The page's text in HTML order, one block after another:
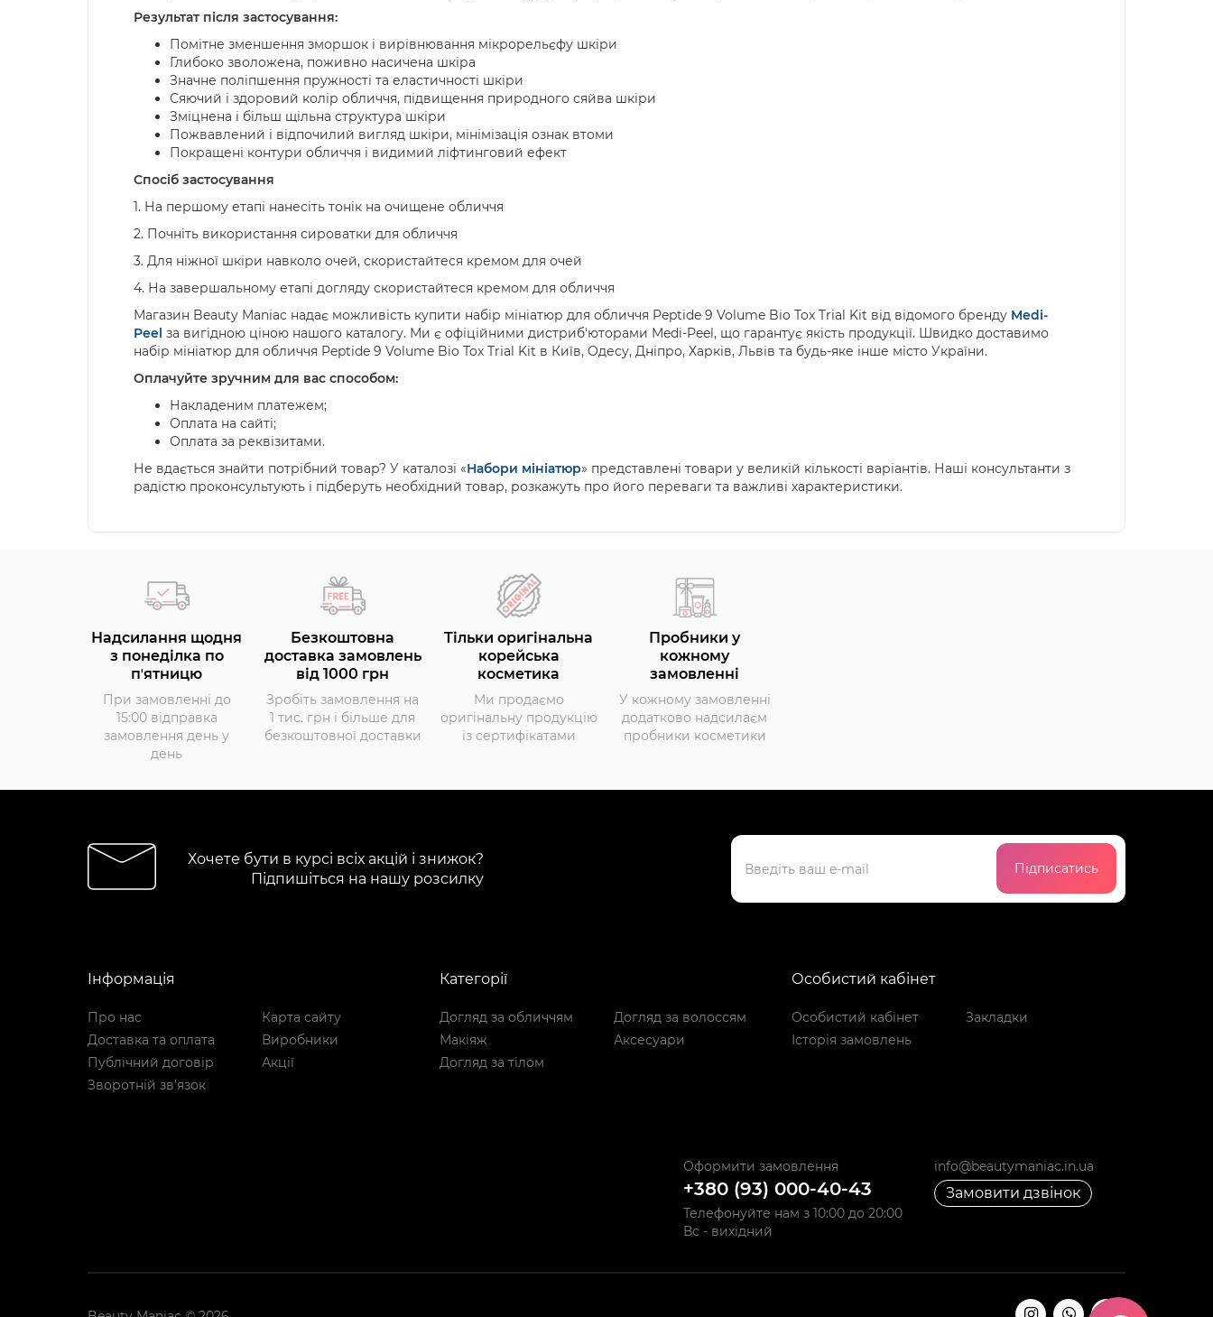
Результат після застосування:
Помітне зменшення зморшок і вирівнювання мікрорельєфу шкіри
Глибоко зволожена, поживно насичена шкіра
Значне поліпшення пружності та еластичності шкіри
Сяючий і здоровий колір обличчя, підвищення природного сяйва шкіри
Зміцнена і більш щільна структура шкіри
Пожвавлений і відпочилий вигляд шкіри, мінімізація ознак втоми
Покращені контури обличчя і видимий ліфтинговий ефект
Спосіб застосування
1. На першому етапі нанесіть тонік на очищене обличчя
2. Почніть використання сироватки для обличчя
3. Для ніжної шкіри навколо очей, скористайтеся кремом для очей
4. На завершальному етапі догляду скористайтеся кремом для обличчя
Магазин Beauty Maniac надає можливість купити набір мініатюр для обличчя Peptide 9 Volume Bio Tox Trial Kit від відомого бренду Medi-
Peel за вигідною ціною нашого каталогу. Ми є офіційними дистриб'юторами Medi-Peel, що гарантує якість продукції. Швидко доставимо
набір мініатюр для обличчя Peptide 9 Volume Bio Tox Trial Kit в Київ, Одесу, Дніпро, Харків, Львів та будь-яке інше місто України.
Оплачуйте зручним для вас способом:
Накладеним платежем;
Оплата на сайті;
Оплата за реквізитами.
Не вдається знайти потрібний товар? У каталозі «Набори мініатюр» представлені товари у великій кількості варіантів. Наші консультанти з
радістю проконсультують і підберуть необхідний товар, розкажуть про його переваги та важливі характеристики.
Надсилання щодня
з понеділка по
пʼятницю
При замовленні до
15:00 відправка
замовлення день у
день
Безкоштовна
доставка замовлень
від 1000 грн
Зробіть замовлення на
1 тис. грн і більше для
безкоштовної доставки
Тільки оригінальна
корейська
косметика
Ми продаємо
оригінальну продукцію
із сертифікатами
Пробники у
кожному
замовленні
У кожному замовленні
додатково надсилаєм
пробники косметики
Хочете бути в курсі всіх акцій і знижок?
Підпишіться на нашу розсилку
Підписатись
Інформація
Про нас
Доставка та оплата
Публічний договір
Зворотній зв’язок
Карта сайту
Виробники
Акції
Категорії
Догляд за обличчям
Макіяж
Догляд за тілом
Догляд за волоссям
Аксесуари
Особистий кабінет
Особистий кабінет
Історія замовлень
Закладки
Оформити замовлення
+380 (93) 000-40-43
Телефонуйте нам з 10:00 до 20:00
Вс - вихідний
info@beautymaniac.in.ua
Замовити дзвінок